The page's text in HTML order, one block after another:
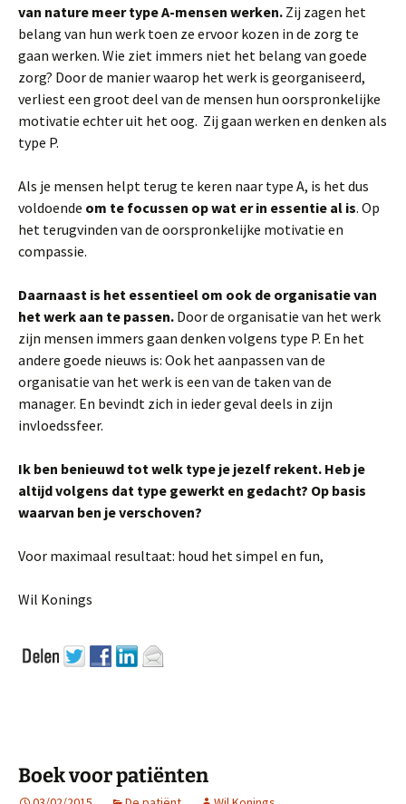
van nature meer type A-mensen werken. Zij zagen het
belang van hun werk toen ze ervoor kozen in de zorg te
gaan werken. Wie ziet immers niet het belang van goede
zorg? Door de manier waarop het werk is georganiseerd,
verliest een groot deel van de mensen hun oorspronkelijke
motivatie echter uit het oog. Zij gaan werken en denken als
type P.
Als je mensen helpt terug te keren naar type A, is het dus
voldoende om te focussen op wat er in essentie al is. Op
het terugvinden van de oorspronkelijke motivatie en
compassie.
Daarnaast is het essentieel om ook de organisatie van
het werk aan te passen. Door de organisatie van het werk
zijn mensen immers gaan denken volgens type P. En het
andere goede nieuws is: Ook het aanpassen van de
organisatie van het werk is een van de taken van de
manager. En bevindt zich in ieder geval deels in zijn
invloedssfeer.
Ik ben benieuwd tot welk type je jezelf rekent. Heb je
altijd volgens dat type gewerkt en gedacht? Op basis
waarvan ben je verschoven?
Voor maximaal resultaat: houd het simpel en fun,
Wil Konings
Boek voor patiënten